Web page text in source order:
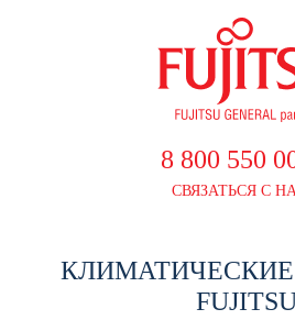
8 800 550
СВЯЗАТЬСЯ С